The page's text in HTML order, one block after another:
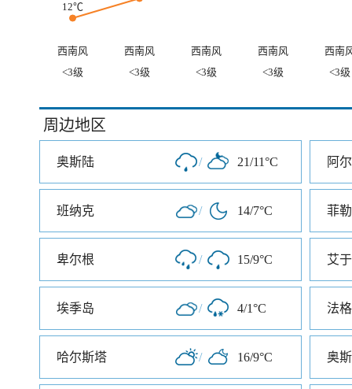
12℃
西南风 西南风 西南风 西南风
西南
<3级
<3级 <3级 <3级 <3级
周边地区
奥斯陆 / 21/11°C 阿
班纳克 / 14/7°C 菲
卑尔根 / 15/9°C 艾
埃季岛 / 4/1°C 法
哈尔斯塔 / 16/9°C 奥